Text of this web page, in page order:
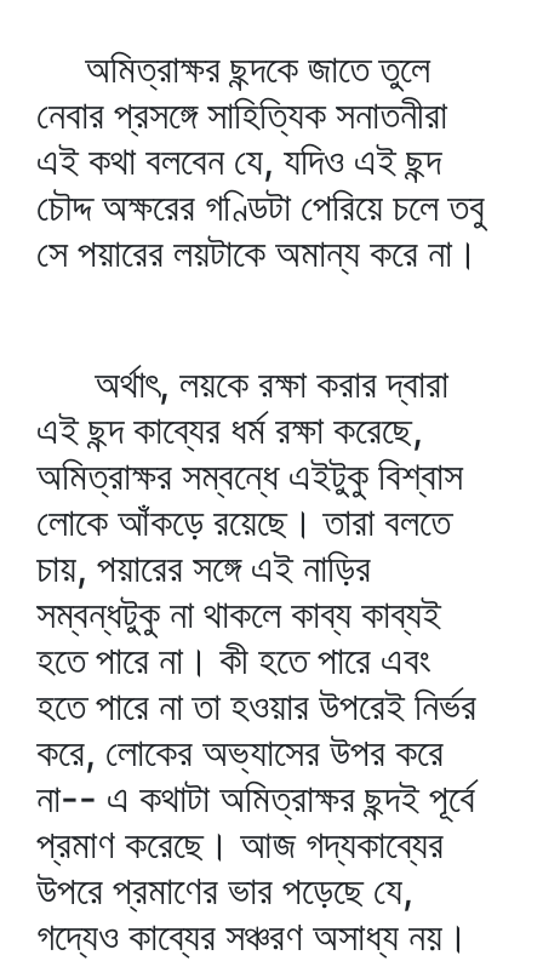
অমিত্রাক্ষর ছন্দকে জাতে তুলে
নেবার প্রসঙ্গে সাহিত্যিক সনাতনীরা
এই কথা বলবেন যে, যদিও এই ছন্দ
চৌদ্দ অক্ষরের গণ্ডিটা পেরিয়ে চলে তবু
সে পয়ারের লয়টাকে অমান্য করে না।
অর্থাৎ, লয়কে রক্ষা করার দ্বারা
এই ছন্দ কাব্যের ধর্ম রক্ষা করেছে,
অমিত্রাক্ষর সম্বন্ধে এইটুকু বিশ্বাস
লোকে আঁকড়ে রয়েছে। তারা বলতে
চায়, পয়ারের সঙ্গে এই নাড়ির
সম্বন্ধটুকু না থাকলে কাব্য কাব্যই
হতে পারে না। কী হতে পারে এবং
হতে পারে না তা হওয়ার উপরেই নির্ভর
করে, লোকের অভ্যাসের উপর করে
না-- এ কথাটা অমিত্রাক্ষর ছন্দই পূর্বে
প্রমাণ করেছে। আজ গদ্যকাব্যের
উপরে প্রমাণের ভার পড়েছে যে,
গদ্যেও কাব্যের সঞ্চরণ অসাধ্য নয়।